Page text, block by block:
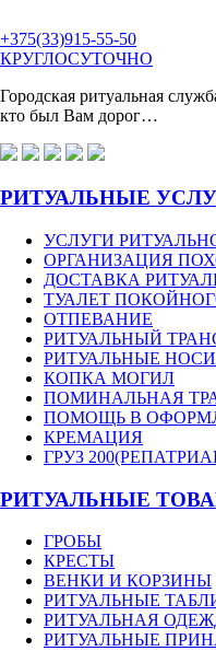
+375(33)915-55-50
КРУГЛОСУТОЧНО
Городская ритуальная
кто был Вам дорог…
РИТУАЛЬНЫЕ
УСЛУГИ
ОРГАНИЗАЦИЯ
ДОСТАВКА
ТУАЛЕТ
ОТПЕВАНИЕ
РИТУАЛЬНЫЙ
РИТУАЛЬНЫЕ
КОПКА МОГИЛ
ПОМИНАЛЬНАЯ
ПОМОЩЬ В
КРЕМАЦИЯ
ГРУЗ
РИТУАЛЬНЫЕ
ГРОБЫ
КРЕСТЫ
ВЕНКИ И КОРЗИНЫ
РИТУАЛЬНЫЕ
РИТУАЛЬНАЯ
РИТУАЛЬНЫЕ